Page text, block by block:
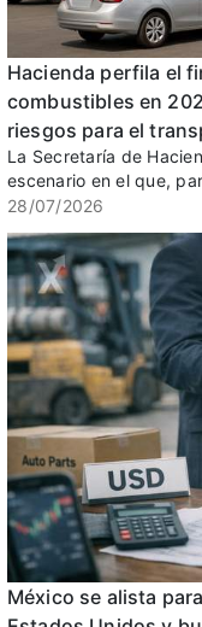
Hacienda perfila el
combustibles en
riesgos para el
La Secretaría de
escenario en el que,
28/07/2026
México se alista